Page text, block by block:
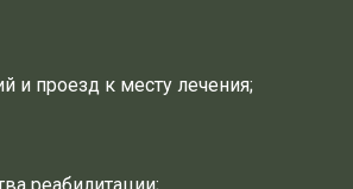
и проезд к месту лечения;